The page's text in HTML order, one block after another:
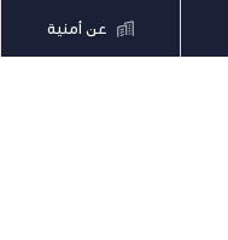
عن أمنية